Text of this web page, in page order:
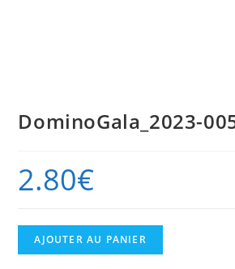
DominoGala_2023-
2.80€
quantité
de
AJOUTER AU PANIER